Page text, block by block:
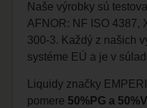
Naše výrobky sú
AFNOR: NF ISO 4387,
300-3. Každý z našich
systéme EÚ a je v
Liquidy značky
pomere 50%PG a